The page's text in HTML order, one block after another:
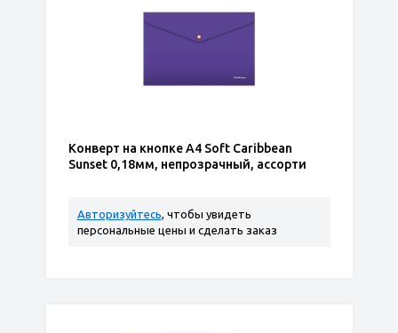
Конверт на кнопке А4 Soft Caribbean
Sunset 0,18мм, непрозрачный, ассорти
Авторизуйтесь, чтобы увидеть
персональные цены и сделать заказ